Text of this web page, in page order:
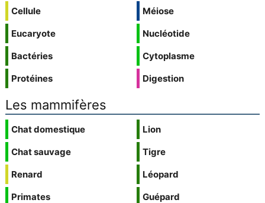
Cellule
Eucaryote
Bactéries
Protéines
Méiose
Nucléotide
Cytoplasme
Digestion
Les mammifères
Chat domestique
Chat sauvage
Renard
Primates
Lion
Tigre
Léopard
Guépard